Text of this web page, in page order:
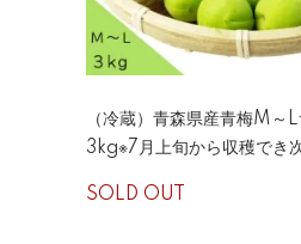
（冷蔵）青森県産青梅M～
3kg※7月上旬から収穫でき
SOLD OUT